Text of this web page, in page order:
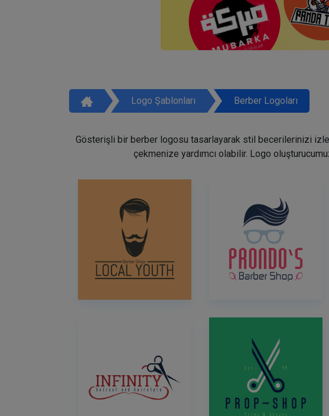
Logo Şablonları Berber Logoları
Gösterişli bir berber logosu tasarlayarak stil becerilerinizi
çekmenize yardımcı olabilir. Logo